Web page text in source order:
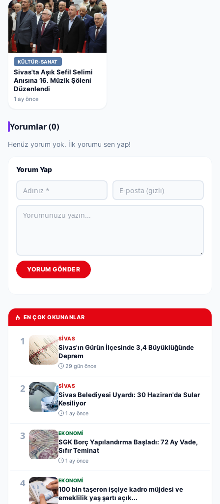
KÜLTÜR-SANAT
Sivas'ta Aşık Sefil Selimi
Anısına 16. Müzik Şöleni
Düzenlendi
1 ay önce
Yorumlar (0)
Henüz yorum yok. İlk yorumu sen yap!
Yorum Yap
YORUM GÖNDER
EN ÇOK OKUNANLAR
1 SIVAS
Sivas'ın Gürün İlçesinde 3,4 Büyüklüğünde
Deprem
29 gün önce
2 SIVAS
Sivas Belediyesi Uyardı: 30 Haziran'da Sular
Kesiliyor
1 ay önce
3 EKONOMI
SGK Borç Yapılandırma Başladı: 72 Ay Vade,
Sıfır Teminat
1 ay önce
4 EKONOMI
100 bin taşeron işçiye kadro müjdesi ve
emeklilik yaş şartı açık...